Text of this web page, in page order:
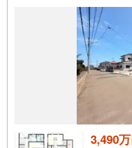
3,490